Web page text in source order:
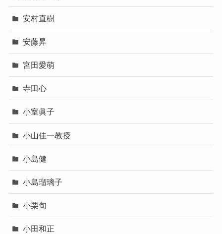
安村直樹
安藤昇
宮田愛萌
寺田心
小室眞子
小山佳一教授
小島健
小島瑠璃子
小栗旬
小田和正